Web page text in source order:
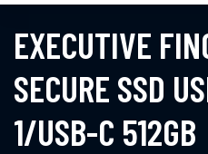
EXECUTIVE
SECURE SSD
1/USB-C 512GB